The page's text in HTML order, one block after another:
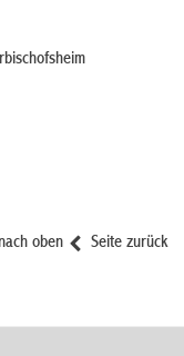
Seite zurück
oben